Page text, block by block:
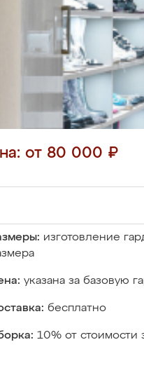
от 80 000 ₽
изготовление
указана за базовую
бесплатно
10% от стоимости